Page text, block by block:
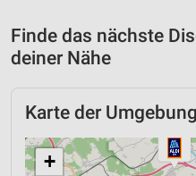
Finde das nächste
deiner Nähe
Karte der
+